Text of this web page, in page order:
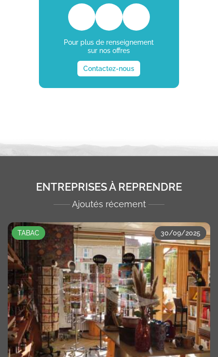
Pour plus de renseignement
sur nos offres
Contactez-nous
ENTREPRISES À REPRENDRE
Ajoutés récement
TABAC 30/09/2025